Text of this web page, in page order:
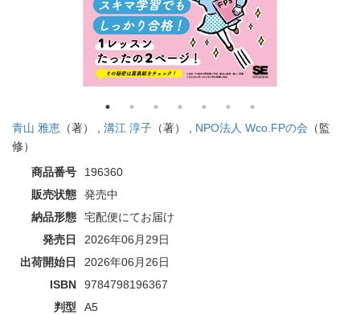
青山 雅恵 （著） , 溝江 淳子 （著） , NPO法人 Wco.FPの会 （監
修）
商品番号
196360
販売状態
発売中
納品形態
宅配便にてお届け
発売日
2026年06月29日
出荷開始日
2026年06月26日
ISBN
9784798196367
判型
A5